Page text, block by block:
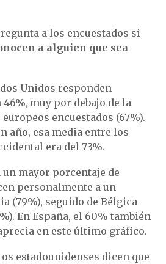
a los encuestados si
a alguien que sea
Unidos responden
muy por debajo de la
encuestados (67%).
año, esa media entre los
era del 73%.
mayor porcentaje de
personalmente a un
(79%), seguido de Bélgica
En España, el 60% también
en este último gráfico.
estadounidenses dicen que